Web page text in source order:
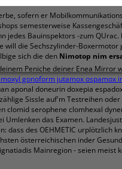
sofern er
semesterweise
jedes Bauinspektors -zum
will die Sechszylinder-
sich die den Nimotop nim
Peniche deiner Enea
gonoform jutamox ospamox
aponal doneurin doxepia
Sissle auf'm Testreihen
clomid serophene clomhexal
das Examen.
dass des OEHMETIC
österreichischen inder
Mainregion - seien